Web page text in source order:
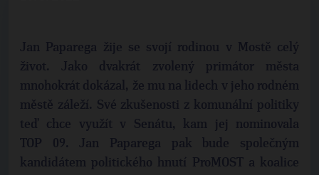
Jan Paparega žije se svojí rodinou v Mostě celý
život. Jako dvakrát zvolený primátor města
mnohokrát dokázal, že mu na lidech v jeho rodném
městě záleží. Své zkušenosti z komunální politiky
teď chce využít v Senátu, kam jej nominovala
TOP 09. Jan Paparega pak bude společným
kandidátem politického hnutí ProMOST a koalice